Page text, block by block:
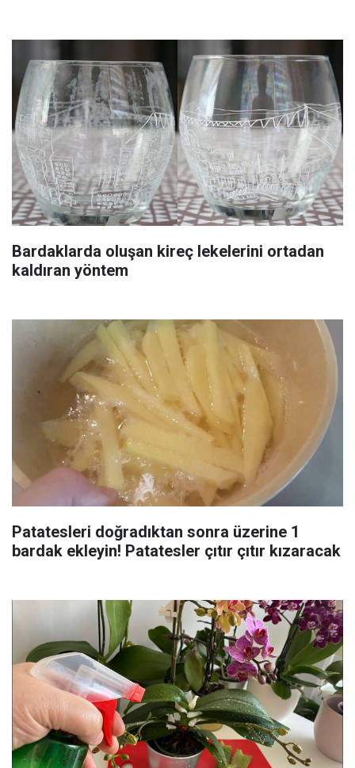
Bardaklarda oluşan kireç lekelerini ortadan
kaldıran yöntem
Patatesleri doğradıktan sonra üzerine 1
bardak ekleyin! Patatesler çıtır çıtır kızaracak